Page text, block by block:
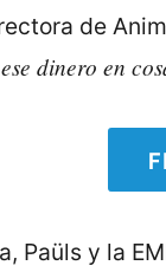
de
dinero en
Paüls y la